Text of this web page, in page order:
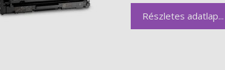
Részletes adatlap...